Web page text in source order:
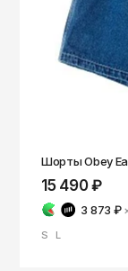
Шорты Obey
15 490 ₽
3 873 ₽
S L